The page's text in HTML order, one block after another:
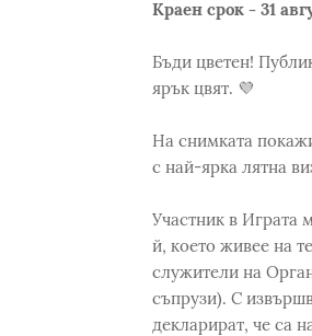
Краен срок - 31
Бъди цветен!
ярък цвят. 💜
На снимката
с най-ярка лятна
Участник в Играта
й, което живее на
служители на
съпрузи). С
декларират, че са